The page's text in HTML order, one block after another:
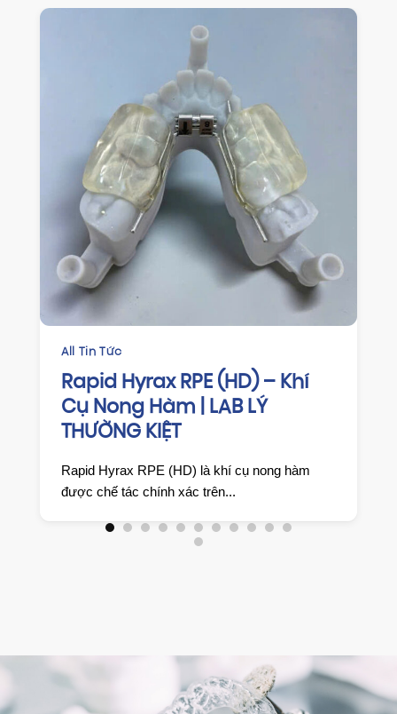
All Tin Tức
Rapid Hyrax RPE (HD) – Khí
Cụ Nong Hàm | LAB LÝ
THƯỜNG KIỆT
Rapid Hyrax RPE (HD) là khí cụ nong hàm
được chế tác chính xác trên...